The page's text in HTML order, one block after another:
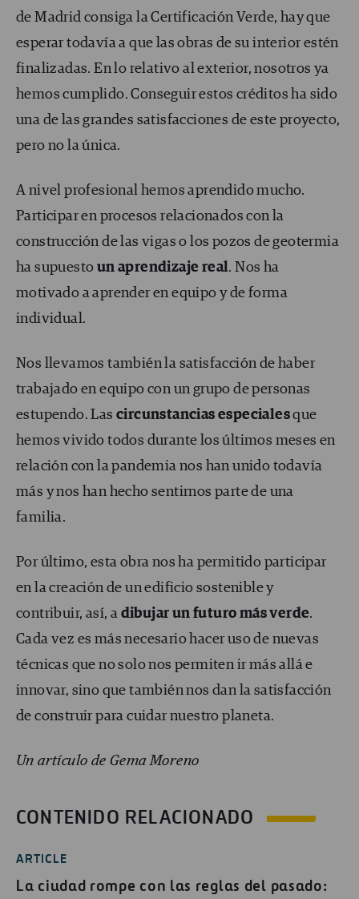
de Madrid consiga la Certificación Verde, hay que
esperar todavía a que las obras de su interior estén
finalizadas. En lo relativo al exterior, nosotros ya
hemos cumplido. Conseguir estos créditos ha sido
una de las grandes satisfacciones de este proyecto,
pero no la única.
A nivel profesional hemos aprendido mucho.
Participar en procesos relacionados con la
construcción de las vigas o los pozos de geotermia
ha supuesto un aprendizaje real. Nos ha
motivado a aprender en equipo y de forma
individual.
Nos llevamos también la satisfacción de haber
trabajado en equipo con un grupo de personas
estupendo. Lascircunstancias especialesque
hemos vivido todos durante los últimos meses en
relación con la pandemia nos han unido todavía
más y nos han hecho sentirnos parte de una
familia.
Por último, esta obra nos ha permitido participar
en la creación de un edificio sostenible y
contribuir, así, a dibujar un futuro más verde.
Cada vez es más necesario hacer uso de nuevas
técnicas que no solo nos permiten ir más allá e
innovar, sino que también nos dan la satisfacción
de construir para cuidar nuestro planeta.
Un artículo de Gema Moreno
CONTENIDO RELACIONADO
ARTICLE
La ciudad rompe con las reglas del pasado: